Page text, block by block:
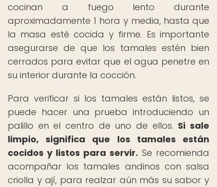
cocinan a fuego lento durante
aproximadamente 1 hora y media, hasta que
la masa esté cocida y firme. Es importante
asegurarse de que los tamales estén bien
cerrados para evitar que el agua penetre en
su interior durante la cocción.
Para verificar si los tamales están listos, se
puede hacer una prueba introduciendo un
palillo en el centro de uno de ellos. Si sale
limpio, significa que los tamales están
cocidos y listos para servir. Se recomienda
acompañar los tamales andinos con salsa
criolla y ají, para realzar aún más su sabor y